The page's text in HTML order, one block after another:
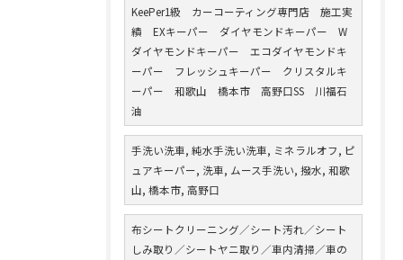
KeePer1級 カーコーティング専門店 施工実
績 EXキーパー ダイヤモンドキーパー W
ダイヤモンドキーパー エコダイヤモンドキ
ーパー フレッシュキーパー クリスタルキ
ーパー 和歌山 橋本市 高野口SS 川福石
油
手洗い洗車, 純水手洗い洗車, ミネラルオフ, ピ
ュアキーパー, 洗車, ムース手洗い, 撥水, 和歌
山, 橋本市, 高野口
布シートクリーニング／シート汚れ／シート
しみ取り／シートヤニ取り／車内清掃／車の